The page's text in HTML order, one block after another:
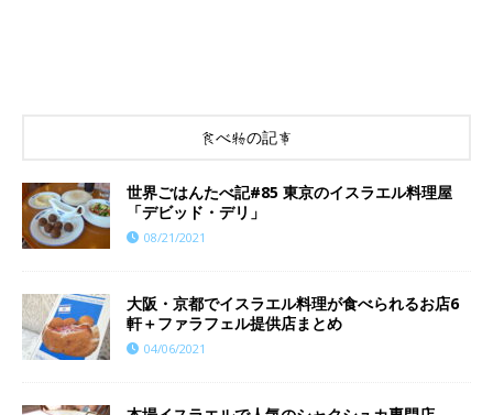
食べ物の記事
世界ごはんたべ記#85 東京のイスラエル料理屋
「デビッド・デリ」
08/21/2021
大阪・京都でイスラエル料理が食べられるお店6
軒＋ファラフェル提供店まとめ
04/06/2021